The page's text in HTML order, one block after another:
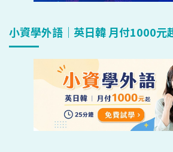
小資學外語｜英日韓 月付1000元